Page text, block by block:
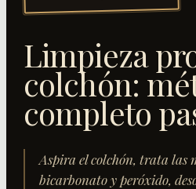
Limpieza
colchón:
completo
Aspira el colchón, trata las
bicarbonato y peróxido,